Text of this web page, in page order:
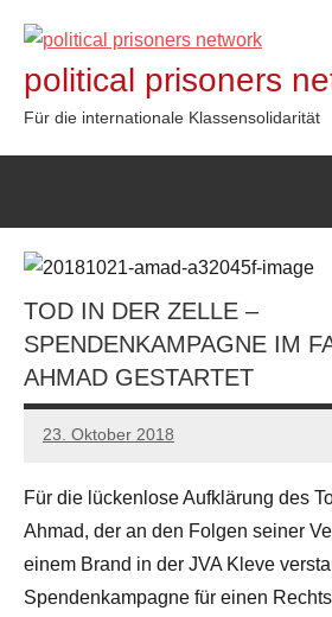
Inhalt
springen
political prisoners
Für die internationale Klassensolidarität
TOD IN DER ZELLE –
SPENDENKAMPAGNE IM
AHMAD GESTARTET
23. Oktober 2018
admin
Für die lückenlose Aufklärung des
Ahmad, der an den Folgen seiner
einem Brand in der JVA Kleve
Spendenkampagne für einen